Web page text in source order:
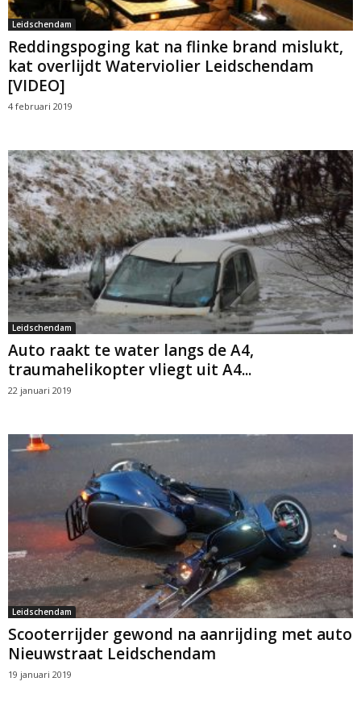
Leidschendam
Reddingspoging kat na flinke brand mislukt,
kat overlijdt Waterviolier Leidschendam
[VIDEO]
4 februari 2019
Leidschendam
Auto raakt te water langs de A4,
traumahelikopter vliegt uit A4...
22 januari 2019
Leidschendam
Scooterrijder gewond na aanrijding met auto
Nieuwstraat Leidschendam
19 januari 2019